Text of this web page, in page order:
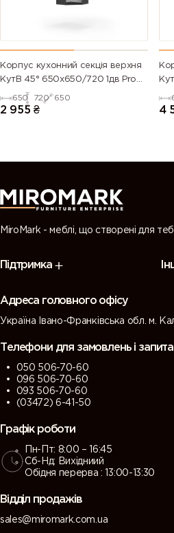
Корпус кухонний секцiя верхня
КутВ 45° 650х650/720 1дв Pro
650 720 650
2 955 ₴ 4
MiroMark - меблі, що створені для
Підтримка
Адреса головного офісу
Україна Івано-Франківська обл. м.
Телефони для замовлень і
050 506-70-60
096 506-70-60
093 506-70-60
(03472) 6-41-50
Графік роботи
Пн-Пт: 8:00 – 16:45
Сб-Нд: Вихідниий
Обідня перерва : 13:00-13:30
Відділ продажів
sales@miromark.com.ua